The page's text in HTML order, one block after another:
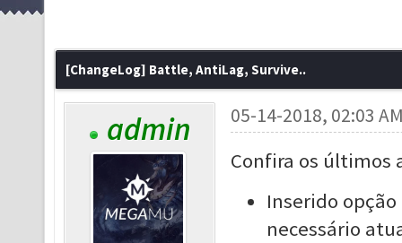
[ChangeLog] Battle, AntiLag, Survive..
admin 05-14-2018, 02:03
Confira os últimos
Inserido
necessário